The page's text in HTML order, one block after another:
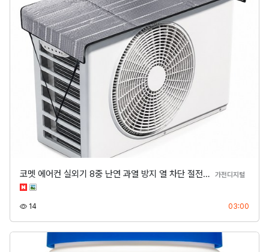
코멧 에어컨 실외기 8중 난연 과열 방지 열 차단 절전… 가전디지털
14조회 03:00